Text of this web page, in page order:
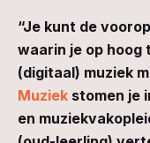
“Je kunt de
waarin je op hoog
(digitaal) muziek
Muziek stomen je
en